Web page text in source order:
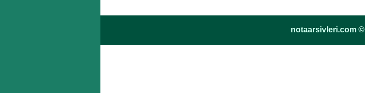
notaarsivleri.com ©